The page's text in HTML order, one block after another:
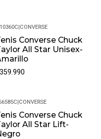
en un lugar
usando.
para uso diario.
CONVERSE
Converse Chuck
All Star Unisex-
-26%
CONVERSE
Converse Chuck
All Star Lift-